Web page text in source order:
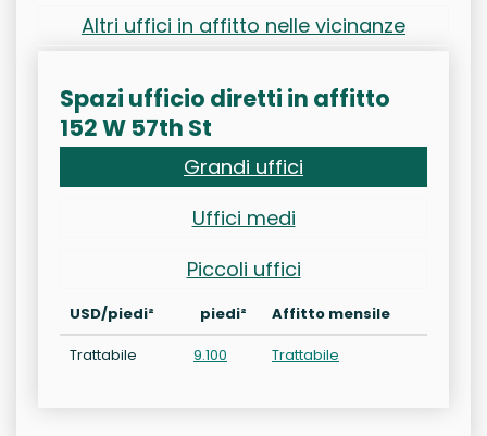
Altri uffici in affitto nelle vicinanze
Spazi ufficio diretti in affitto
152 W 57th St
Grandi uffici
Uffici medi
Piccoli uffici
USD/piedi² piedi²
Affitto mensile
Trattabile
9.100 Trattabile